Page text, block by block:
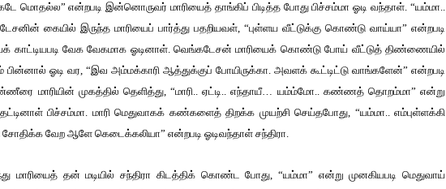
மொதல்ல” என்றபடி இன்னொருவர் மாரியைத் தாங்கிப் பிடித்த போது பிச்சம்மா ஓடி வந்தாள். “யம்மா..
கையில் இருந்த மாரியைப் பார்த்து பதறியவள், “புள்ளய வீட்டுக்கு கொண்டு வாய்யா” என்றபடி
காட்டியபடி வேக வேகமாக ஓடினாள். வெங்கடேசன் மாரியைக் கொண்டு போய் வீட்டுத் திண்ணையில்
பின்னால் ஓடி வர, “இவ அம்மக்காரி ஆத்துக்குப் போயிருக்கா. அவளக் கூட்டிட்டு வாங்களேன்” என்றபடி
மாரியின் முகத்தில் தெளித்து, “மாரி.. ஏட்டி.. எந்தாயீ… யம்ம்மோ.. கண்ணத் தொறம்மா” என்று
பிச்சம்மா. மாரி மெதுவாகக் கண்களைத் திறக்க முயற்சி செய்தபோது, “யம்மா.. எம்புள்ளக்கி
வேற ஆளே கெடைக்கலியா” என்றபடி ஓடிவந்தாள் சந்திரா.
மாரியைத் தன் மடியில் சந்திரா கிடத்திக் கொண்ட போது, “யம்மா” என்று முனகியபடி மெதுவாய்